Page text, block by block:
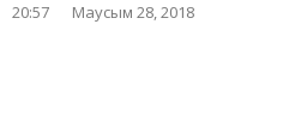
20:57 Маусым 28, 2018